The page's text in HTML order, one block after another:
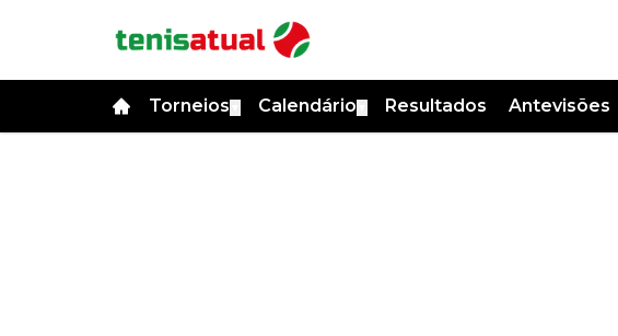
Torneios Calendário Resultados Antevisões